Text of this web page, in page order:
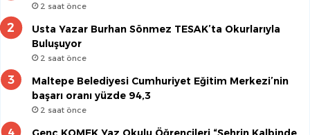
2 saat önce
Usta Yazar Burhan Sönmez TESAK’ta Okurlarıyla
Buluşuyor
2 saat önce
Maltepe Belediyesi Cumhuriyet Eğitim Merkezi’nin
başarı oranı yüzde 94,3
2 saat önce